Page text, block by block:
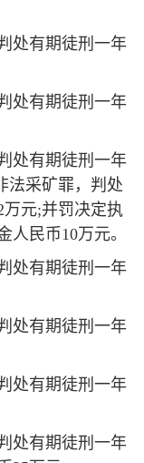
处有期徒刑一年
处有期徒刑一年
处有期徒刑一年
法采矿罪，判处
元;并罚决定执
民币10万元。
处有期徒刑一年
处有期徒刑一年
处有期徒刑一年
处有期徒刑一年